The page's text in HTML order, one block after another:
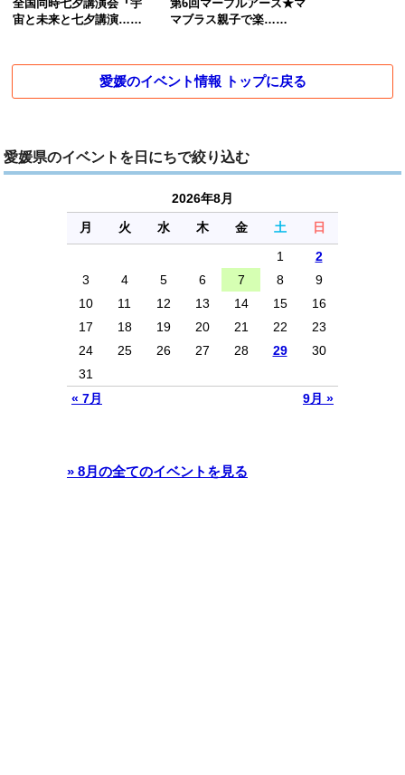
全国同時七夕講演会『宇
宙と未来と七夕講演……
第6回マーブルアース★マ
マブラス親子で楽……
愛媛のイベント情報 トップに戻る
愛媛県のイベントを日にちで絞り込む
2026年8月
月
火 水 木 金 土 日
« 7月 9月 »
1
2
3
4 5 6 7 8
9
10
11 12 13 14 15
16
17
18 19 20 21 22
23
24
25 26 27 28 29
30
31
» 8月の全てのイベントを見る